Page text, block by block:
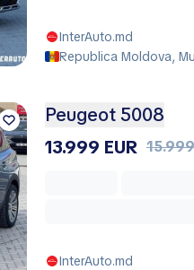
InterAuto.md
Republica Moldova,
Peugeot 5008
13.999 EUR
InterAuto.md